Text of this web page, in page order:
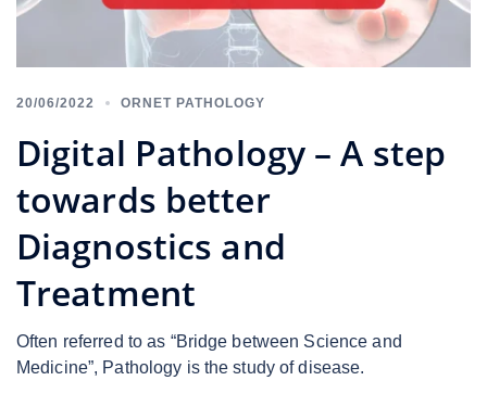
20/06/2022 ORNET PATHOLOGY
Digital Pathology – A step
towards better
Diagnostics and
Treatment
Often referred to as “Bridge between Science and
Medicine”, Pathology is the study of disease.